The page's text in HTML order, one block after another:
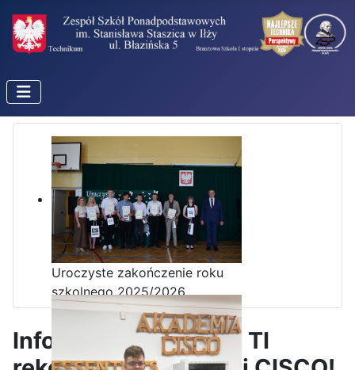
Uroczyste zakończenie roku
szkolnego 2025/2026
Informatyk z klasy III TI